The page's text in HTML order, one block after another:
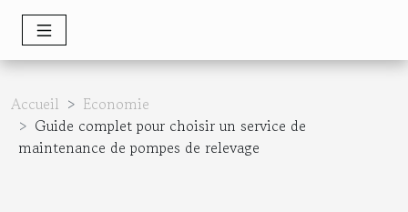
Accueil
Economie
Guide complet pour choisir un service de
maintenance de pompes de relevage